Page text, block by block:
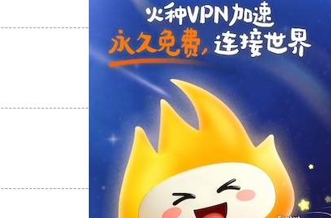
支持[0] 反对
支持
反对 [0]